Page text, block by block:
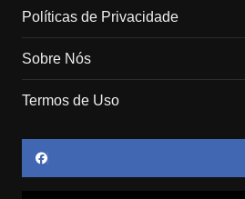
Políticas de Privacidade
Sobre Nós
Termos de Uso